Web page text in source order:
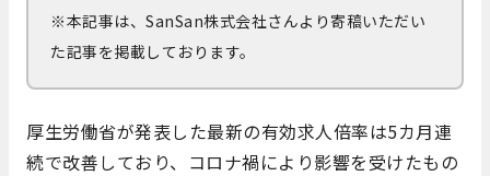
※本記事は、SanSan株式会社さんより寄稿いただい
た記事を掲載しております。
厚生労働省が発表した最新の有効求人倍率は5カ月連
続で改善しており、コロナ禍により影響を受けたもの